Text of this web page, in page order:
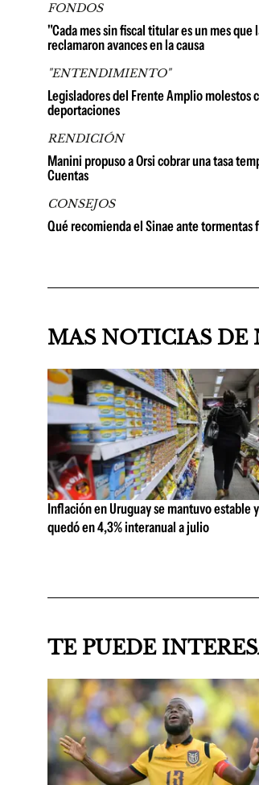
FONDOS
"Cada mes sin fiscal titular es un mes
reclamaron avances en la causa
"ENTENDIMIENTO"
Legisladores del Frente Amplio molestos
deportaciones
RENDICIÓN
Manini propuso a Orsi cobrar una tasa
Cuentas
CONSEJOS
Qué recomienda el Sinae ante
MAS NOTICIAS DE
Inflación en Uruguay se mantuvo estable y
quedó en 4,3% interanual a julio
TE PUEDE